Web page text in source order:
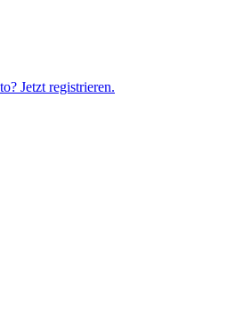
Jetzt registrieren.